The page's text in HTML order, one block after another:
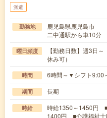
派遣
勤務地
鹿児島県鹿児島市
二中通駅から車10分
曜日頻度
【勤務日数】週3日
休み可）
時間 6時間～▼シフト9:00
期間 長期
時給
時給1350～1450円
1400円 ■介護福祉